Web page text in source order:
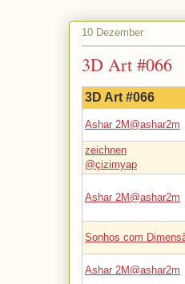
10 Dezember
3D Art #066
3D Art #066
Ashar 2M@ashar2m
zeichnen
@çizimyap
Ashar 2M@ashar2m
Sonhos com
Ashar 2M@ashar2m